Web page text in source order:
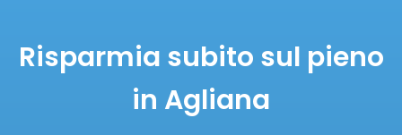
Risparmia subito sul pieno
in Agliana